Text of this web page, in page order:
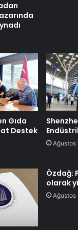
Gıda
Destek
Ağustos
Özdağ:
olarak
Ağustos